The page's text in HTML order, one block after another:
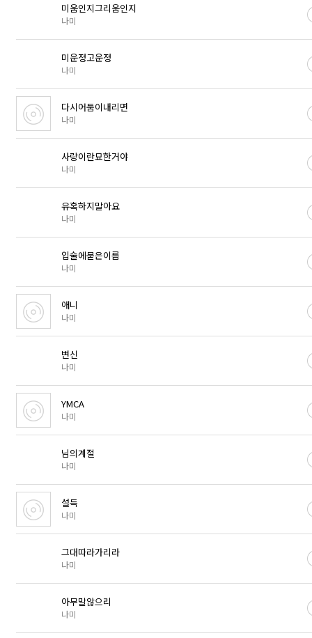
미움인지그리움인지
나미
미운정고운정
나미
다시어둠이내리면
나미
사랑이란묘한거야
나미
유혹하지말아요
나미
입술에묻은이름
나미
애니
나미
변신
나미
YMCA
나미
님의계절
나미
설득
나미
그대따라가리라
나미
아무말않으리
나미